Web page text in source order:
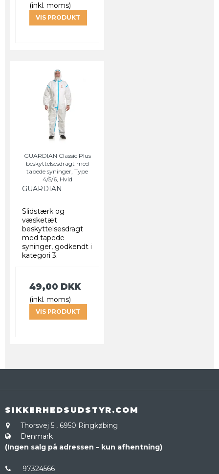
(inkl. moms)
VIS PRODUKT
GUARDIAN Classic Plus
beskyttelsesdragt med
tapede syninger, Type
4/5/6, Hvid
GUARDIAN
Slidstærk og
væsketæt
beskyttelsesdragt
med tapede
syninger, godkendt i
kategori 3.
49,00 DKK
(inkl. moms)
VIS PRODUKT
SIKKERHEDSUDSTYR.COM
Thorsvej 5 , 6950 Ringkøbing
Denmark
(Ingen salg på adressen – kun afhentning)
97324566